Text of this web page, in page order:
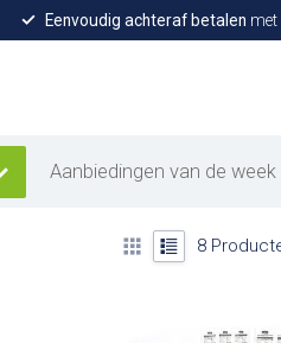
Eenvoudig achteraf betalen met
Aanbiedingen van de week
Navullingen
jouw medewerkers
8